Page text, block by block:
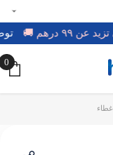
عن ٩٩ درهم 🚚
0
0